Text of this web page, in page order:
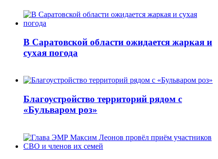
В Саратовской области ожидается жаркая и
сухая погода
Благоустройство территорий рядом с
«Бульваром роз»